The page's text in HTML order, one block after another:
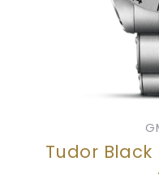
Tudor Black